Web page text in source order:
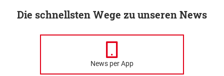
Die schnellsten Wege zu unseren News
News per App